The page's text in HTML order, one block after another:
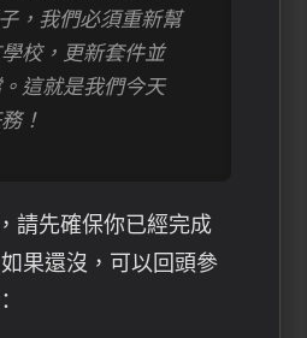
，我們必須重新幫
校，更新套件並
這就是我們今天
！
請先確保你已經完成
如果還沒，可以回頭參